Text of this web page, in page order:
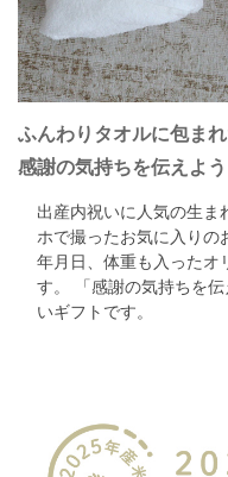
ふんわりタオルに包ま
感謝の気持ちを伝えよう
出産内祝いに人気の生ま
ホで撮ったお気に入りの
年月日、体重も入ったオ
す。
「感謝の気持ちを
いギフトです。